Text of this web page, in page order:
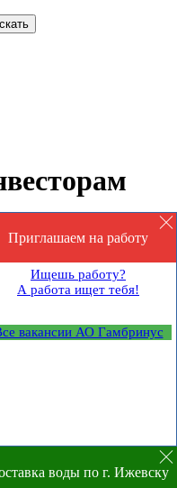
Приглашаем на работу
Ищешь работу?
А работа ищет тебя!
вакансии АО Гамбринус
воды по г. Ижевску